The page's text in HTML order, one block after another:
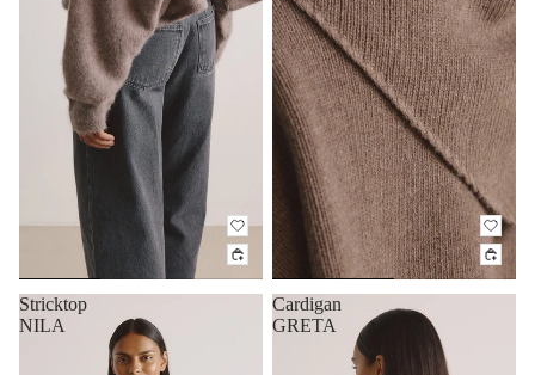
Stricktop
NILA
Cardigan
GRETA